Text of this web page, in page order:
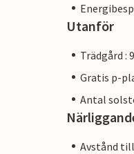
Utanför
Trädgård :
Gratis p-
Antal
Avstånd